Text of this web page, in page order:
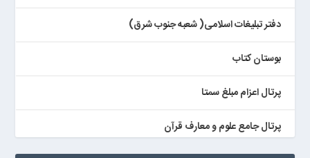
دفتر تبلیغات اسلامی( شعبه جنوب شرق)
بوستان کتاب
پرتال اعزام مبلغ سمتا
پرتال جامع علوم و معارف قرآن